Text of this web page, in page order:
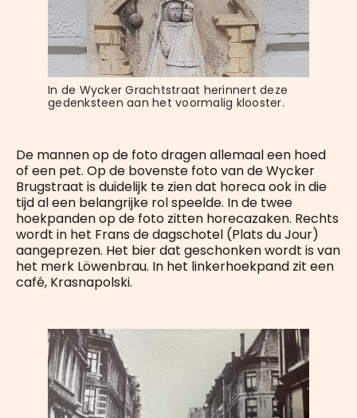
In de Wycker Grachtstraat herinnert deze
gedenksteen aan het voormalig klooster.
De mannen op de foto dragen allemaal een hoed
of een pet. Op de bovenste foto van de Wycker
Brugstraat is duidelijk te zien dat horeca ook in die
tijd al een belangrijke rol speelde. In de twee
hoekpanden op de foto zitten horecazaken. Rechts
wordt in het Frans de dagschotel (Plats du Jour)
aangeprezen. Het bier dat geschonken wordt is van
het merk Löwenbrau. In het linkerhoekpand zit een
café, Krasnapolski.